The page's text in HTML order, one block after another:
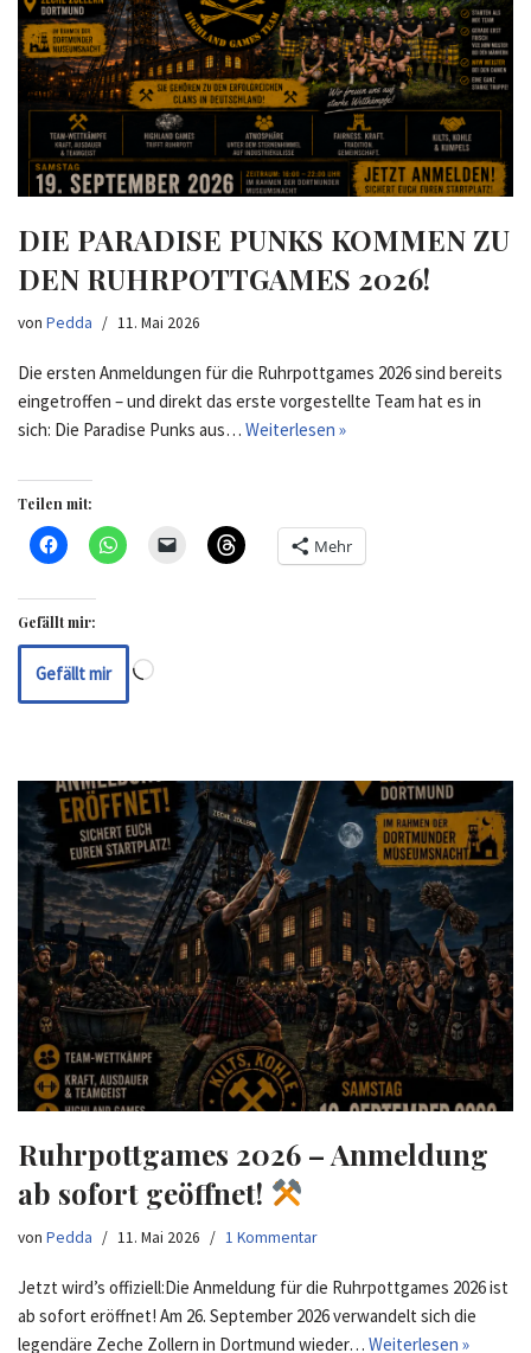
DIE PARADISE PUNKS KOMMEN ZU
DEN RUHRPOTTGAMES 2026!
von Pedda 11. Mai 2026
Die ersten Anmeldungen für die Ruhrpottgames 2026 sind bereits
eingetroffen – und direkt das erste vorgestellte Team hat es in
sich: Die Paradise Punks aus… Weiterlesen »
Teilen mit:
Mehr
Gefällt mir:
Gefällt mir
Ruhrpottgames 2026 – Anmeldung
ab sofort geöffnet!
von Pedda 11. Mai 2026 1 Kommentar
Jetzt wird’s offiziell:Die Anmeldung für die Ruhrpottgames 2026 ist
ab sofort eröffnet! Am 26. September 2026 verwandelt sich die
legendäre Zeche Zollern in Dortmund wieder… Weiterlesen »